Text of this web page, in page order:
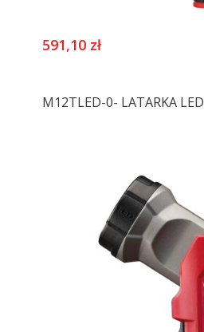
591,10 zł
M12TLED-0- LATARKA LED